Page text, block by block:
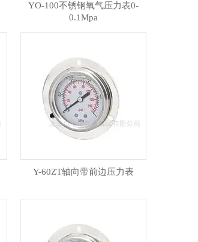
YO-100不锈钢氧气压力表0-
0.1Mpa
Y-60ZT轴向带前边压力表